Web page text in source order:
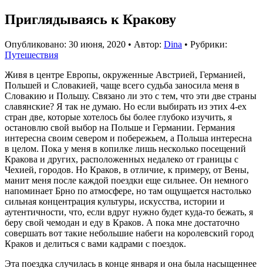
Приглядываясь к Кракову
Опубликовано: 30 июня, 2020 • Автор: Dina • Рубрики:
Путешествия
Живя в центре Европы, окруженные Австрией, Германией,
Польшей и Словакией, чаще всего судьба заносила меня в
Словакию и Польшу. Связано ли это с тем, что эти две страны
славянские? Я так не думаю. Но если выбирать из этих 4-ех
стран две, которые хотелось бы более глубоко изучить, я
остановлю свой выбор на Польше и Германии. Германия
интересна своим севером и побережьем, а Польша интересна
в целом. Пока у меня в копилке лишь несколько посещений
Кракова и других, расположенных недалеко от границы с
Чехией, городов. Но Краков, в отличие, к примеру, от Вены,
манит меня после каждой поездки еще сильнее. Он немного
напоминает Брно по атмосфере, но там ощущается настолько
сильная концентрация культуры, искусства, истории и
аутентичности, что, если вдруг нужно будет куда-то бежать, я
беру свой чемодан и еду в Краков. А пока мне достаточно
совершать вот такие небольшие набеги на королевский город
Краков и делиться с вами кадрами с поездок.
Эта поездка случилась в конце января и она была насыщеннее